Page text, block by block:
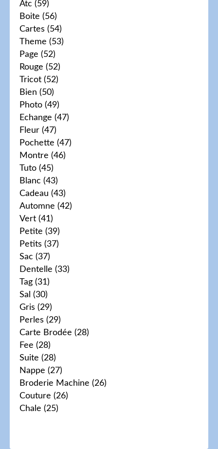
Atc (59)
Boite (56)
Cartes (54)
Theme (53)
Page (52)
Rouge (52)
Tricot (52)
Bien (50)
Photo (49)
Echange (47)
Fleur (47)
Pochette (47)
Montre (46)
Tuto (45)
Blanc (43)
Cadeau (43)
Automne (42)
Vert (41)
Petite (39)
Petits (37)
Sac (37)
Dentelle (33)
Tag (31)
Sal (30)
Gris (29)
Perles (29)
Carte Brodée (28)
Fee (28)
Suite (28)
Nappe (27)
Broderie Machine (26)
Couture (26)
Chale (25)